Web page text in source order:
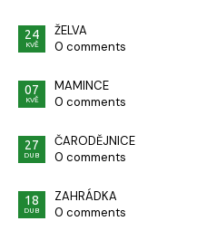
24
KVĚ
ŽELVA
0 comments
07
KVĚ
MAMINCE
0 comments
27
DUB
ČARODĚJNICE
0 comments
18
DUB
ZAHRÁDKA
0 comments